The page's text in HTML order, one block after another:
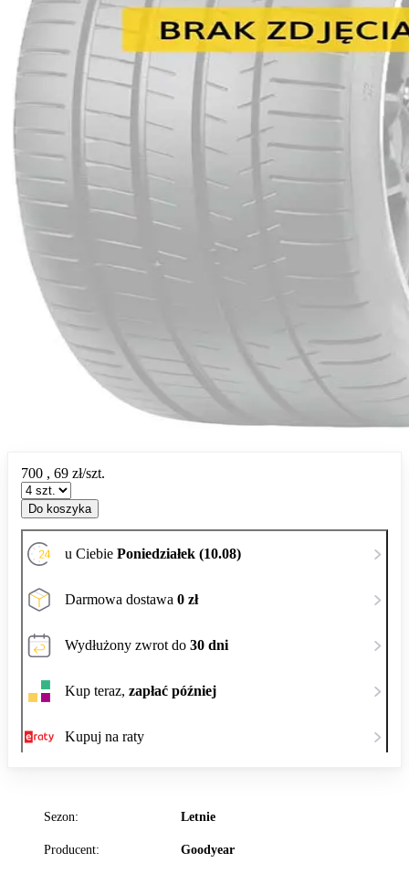
Sezon: Letnie
Producent: Goodyear
700 , 69 zł/szt.
Do koszyka
u Ciebie Poniedziałek (10.08)
Darmowa dostawa 0 zł
Wydłużony zwrot do 30 dni
Kup teraz, zapłać później
Kupuj na raty